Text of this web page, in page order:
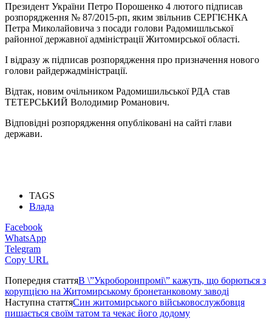
Президент України Петро Порошенко 4 лютого підписав
розпорядження № 87/2015-рп, яким звільнив СЕРГІЄНКА
Петра Миколайовича з посади голови Радомишльської
районної державної адміністрації Житомирської області.
І відразу ж підписав розпорядження про призначення нового
голови райдержадміністрації.
Відтак, новим очільником Радомишильської РДА став
ТЕТЕРСЬКИЙ Володимир Романович.
Відповідні розпорядження опубліковані на сайті глави
держави.
TAGS
Влада
Facebook
WhatsApp
Telegram
Copy URL
Попередня статтяВ \”Укроборонпромі\” кажуть, що борються з
корупцією на Житомирському бронетанковому заводі
Наступна статтяСин житомирського військовослужбовця
пишається своїм татом та чекає його додому